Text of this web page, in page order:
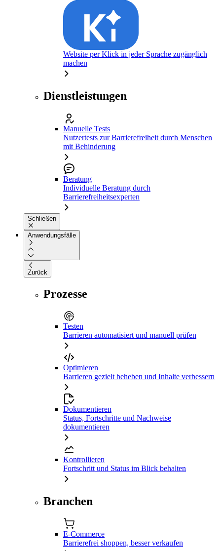
Website per Klick in jeder Sprache zugänglich
machen
Dienstleistungen
Manuelle Tests
Nutzertests zur Barrierefreiheit durch Menschen
mit Behinderung
Beratung
Individuelle Beratung durch
Barrierefreiheitsexperten
Schließen
Anwendungsfälle
Zurück
Prozesse
Testen
Barrieren automatisiert und manuell prüfen
Optimieren
Barrieren gezielt beheben und Inhalte verbessern
Dokumentieren
Status, Fortschritte und Nachweise
dokumentieren
Kontrollieren
Fortschritt und Status im Blick behalten
Branchen
E-Commerce
Barrierefrei shoppen, besser verkaufen